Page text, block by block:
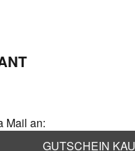
Mail an:
GUTSCHEIN